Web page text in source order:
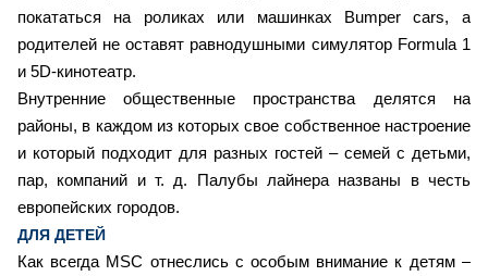
покататься на роликах или машинках Bumper cars, а
родителей не оставят равнодушными симулятор Formula 1
и 5D-кинотеатр.
Внутренние общественные пространства делятся на
районы, в каждом из которых свое собственное настроение
и который подходит для разных гостей – семей с детьми,
пар, компаний и т. д. Палубы лайнера названы в честь
европейских городов.
ДЛЯ ДЕТЕЙ
Как всегда MSC отнеслись с особым внимание к детям –